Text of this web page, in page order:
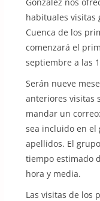
habituales visitas
Cuenca de los
comenzará el
septiembre a las
Serán nueve
anteriores visitas
mandar un correo:
sea incluido en
apellidos. El
tiempo estimado
hora y media.
Las visitas de los